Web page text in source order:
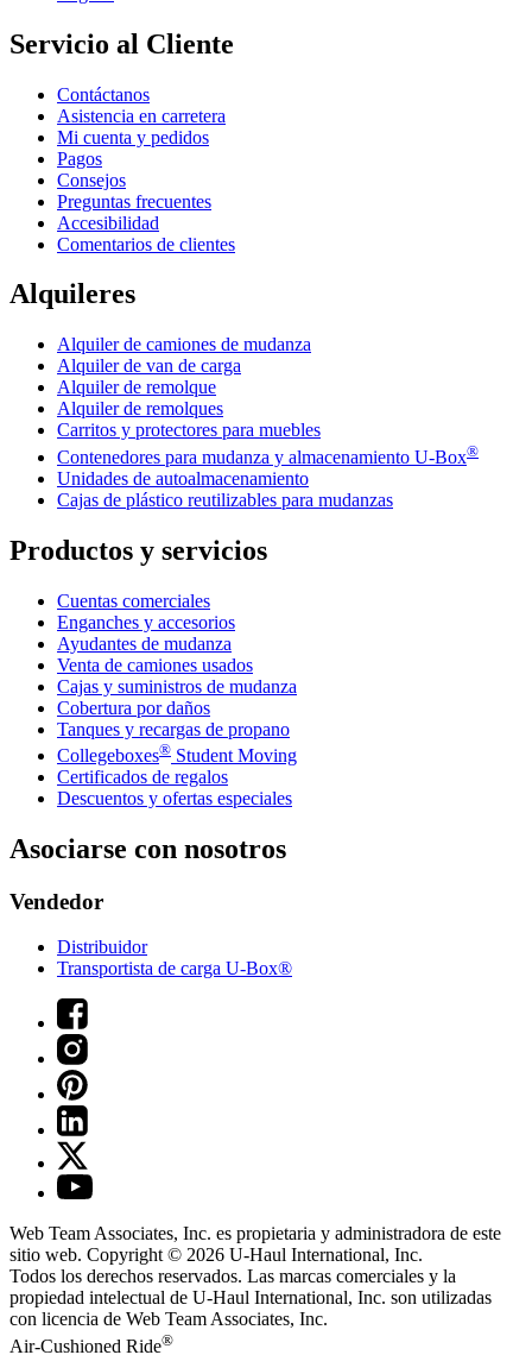
Servicio al Cliente
Contáctanos
Asistencia en carretera
Mi cuenta y pedidos
Pagos
Consejos
Preguntas frecuentes
Accesibilidad
Comentarios de clientes
Alquileres
Alquiler de camiones de mudanza
Alquiler de van de carga
Alquiler de remolque
Alquiler de remolques
Carritos y protectores para muebles
Contenedores para mudanza y almacenamiento U-Box®
Unidades de autoalmacenamiento
Cajas de plástico reutilizables para mudanzas
Productos y servicios
Cuentas comerciales
Enganches y accesorios
Ayudantes de mudanza
Venta de camiones usados
Cajas y suministros de mudanza
Cobertura por daños
Tanques y recargas de propano
Collegeboxes® Student Moving
Certificados de regalos
Descuentos y ofertas especiales
Asociarse con nosotros
Vendedor
Distribuidor
Transportista de carga U-Box®
Web Team Associates, Inc. es propietaria y administradora de este
sitio web. Copyright © 2026 U-Haul International, Inc.
Todos los derechos reservados. Las marcas comerciales y la
propiedad intelectual de U-Haul International, Inc. son utilizadas
con licencia de Web Team Associates, Inc.
Air-Cushioned Ride®